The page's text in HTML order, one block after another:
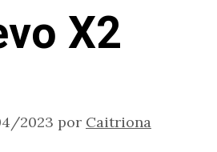
X2
2023 por Caitriona